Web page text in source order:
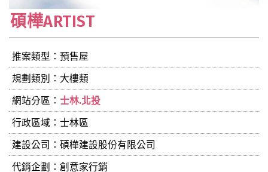
碩樺ARTIST
推案類型：預售屋
規劃類別：大樓類
網站分區： 士林.北投
行政區域：士林區
建設公司： 碩樺建設股份有限公司
代銷企劃：創意家行銷